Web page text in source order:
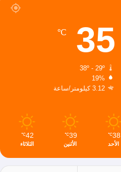
35
℃
38º - 29º
19%
3.12 كيلومتر/ساعة
38
℃
الأحد
39
℃
الأثنين
42
℃
الثلاثاء